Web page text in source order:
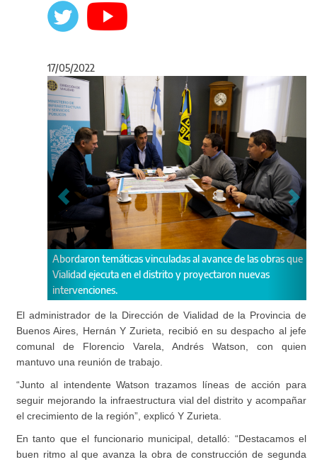
17/05/2022
temáticas vinculadas al avance de las obras que
en el distrito y proyectaron nuevas
Los funcionarios
obra de duplicación de
Anterior
El administrador de la Dirección de Vialidad de la Provincia de
Buenos Aires, Hernán Y Zurieta, recibió en su despacho al jefe
comunal de Florencio Varela, Andrés Watson, con quien
mantuvo una reunión de trabajo.
“Junto al intendente Watson trazamos líneas de acción para
seguir mejorando la infraestructura vial del distrito y acompañar
el crecimiento de la región”, explicó Y Zurieta.
En tanto que el funcionario municipal, detalló: “Destacamos el
buen ritmo al que avanza la obra de construcción de segunda